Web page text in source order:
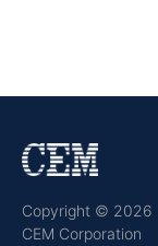
Copyright © 2026
CEM Corporation